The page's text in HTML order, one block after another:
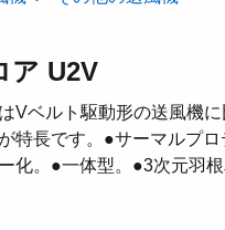
ア U2V
Vベルト駆動形の送風機
特長です。●サーマルプ
化。●一体型。●3次元羽